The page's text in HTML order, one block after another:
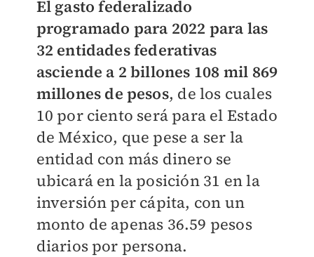
El gasto federalizado
programado para 2022 para las
32 entidades federativas
asciende a 2 billones 108 mil 869
millones de pesos, de los cuales
10 por ciento será para el Estado
de México, que pese a ser la
entidad con más dinero se
ubicará en la posición 31 en la
inversión per cápita, con un
monto de apenas 36.59 pesos
diarios por persona.